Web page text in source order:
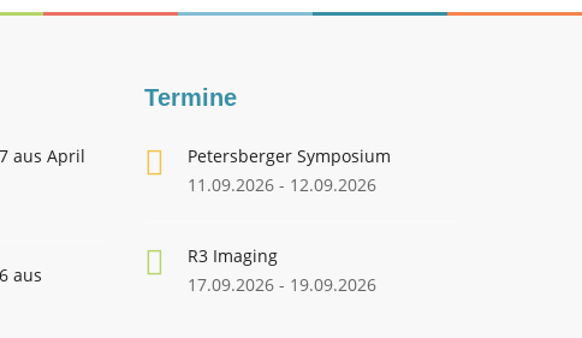
aus April
aus
Termine
Petersberger Symposium
11.09.2026 - 12.09.2026
R3 Imaging
17.09.2026 - 19.09.2026